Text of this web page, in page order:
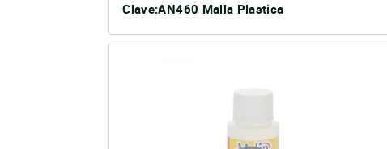
Clave:AN460 Malla Plastica